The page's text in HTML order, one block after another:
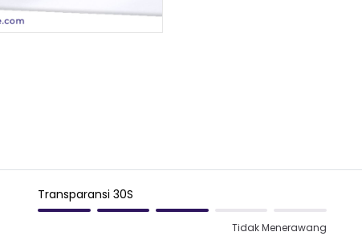
Transparansi 30S
Tidak Menerawang